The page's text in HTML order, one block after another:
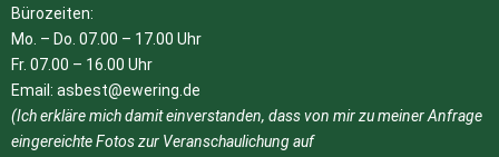
Bürozeiten:
Mo. – Do. 07.00 – 17.00 Uhr
Fr. 07.00 – 16.00 Uhr
Email: asbest@ewering.de
(Ich erkläre mich damit einverstanden, dass von mir zu meiner Anfrage
eingereichte Fotos zur Veranschaulichung auf